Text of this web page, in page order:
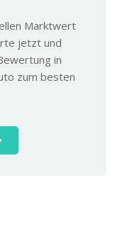
Marktwert
jetzt und
in
zum besten